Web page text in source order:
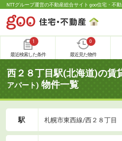
NTTグループ運営の不動産総合サイト goo住宅・不
1
最近検索した条件
0
最近見た物件
西２８丁目駅(北海道)の賃
アパート) 物件一覧
駅 札幌市東西線/西２８丁目